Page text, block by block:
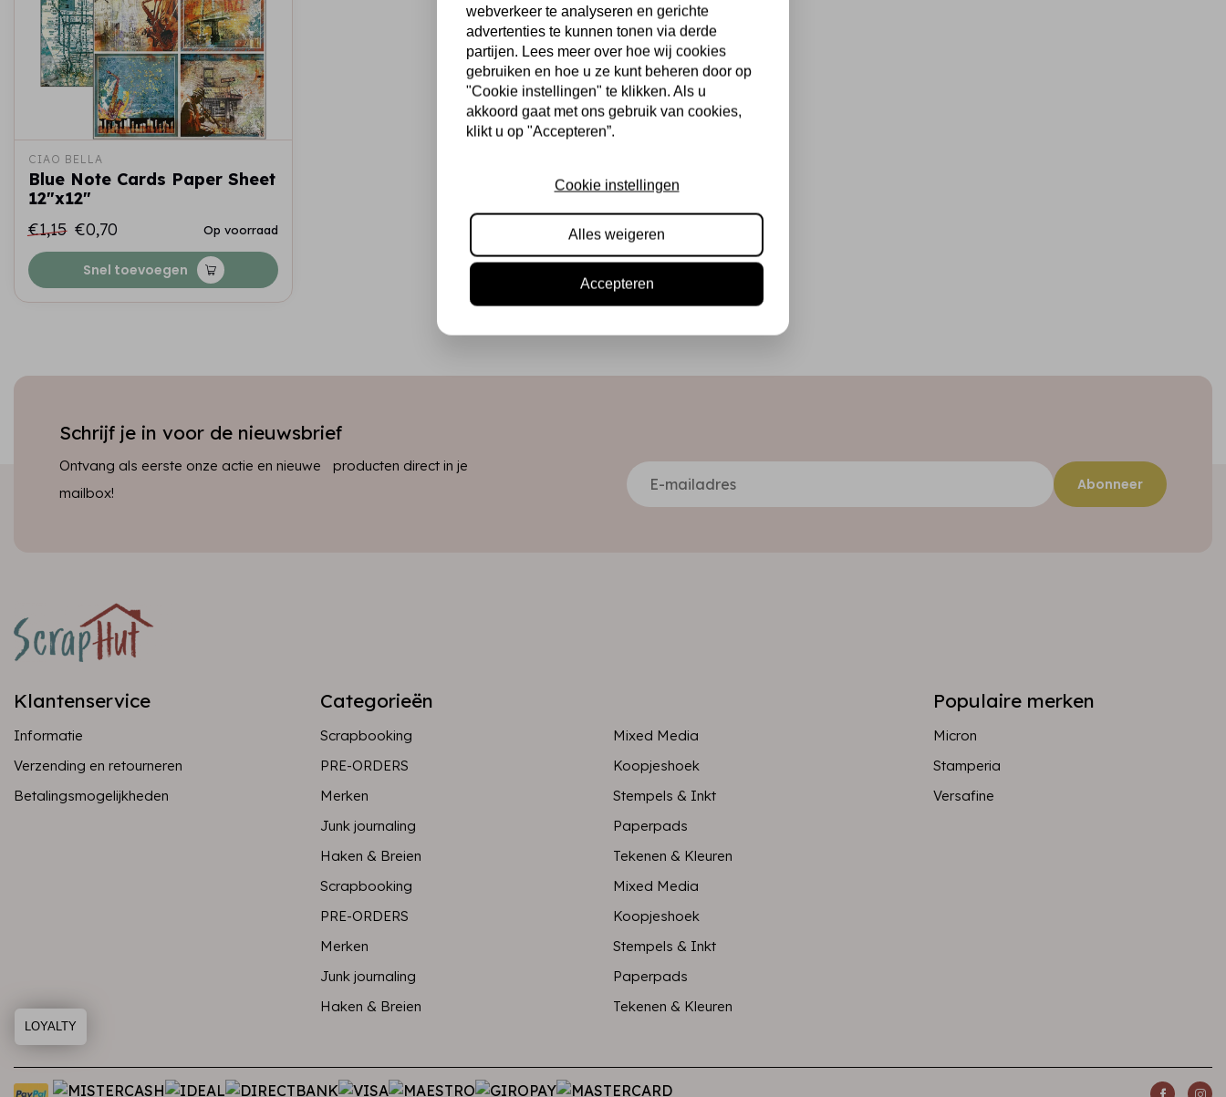
CIAO BELLA
Blue Note Cards Paper Sheet
12"x12"
€1,15 €0,70 Op voorraad
Snel toevoegen
Schrijf je in voor de nieuwsbrief
Ontvang als eerste onze actie en nieuwe producten direct in je
mailbox!
Abonneer
Klantenservice
Informatie
Verzending en retourneren
Betalingsmogelijkheden
Categorieën
Scrapbooking
Mixed Media
PRE-ORDERS
Koopjeshoek
Merken
Stempels & Inkt
Junk journaling
Paperpads
Haken & Breien
Tekenen & Kleuren
Scrapbooking
Mixed Media
PRE-ORDERS
Koopjeshoek
Merken
Stempels & Inkt
Junk journaling
Paperpads
Haken & Breien
Tekenen & Kleuren
Populaire merken
Micron
Stamperia
Versafine
webverkeer te analyseren en gerichte
advertenties te kunnen tonen via derde
partijen. Lees meer over hoe wij cookies
gebruiken en hoe u ze kunt beheren door op
"Cookie instellingen" te klikken. Als u
akkoord gaat met ons gebruik van cookies,
klikt u op "Accepteren”.
Cookie instellingen
Alles weigeren
Accepteren
LOYALTY